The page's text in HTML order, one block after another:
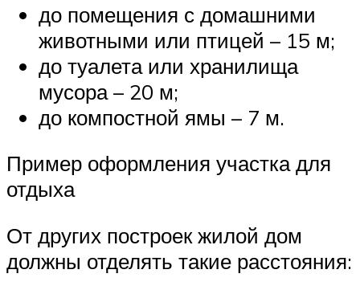
до помещения с домашними
животными или птицей – 15 м;
до туалета или хранилища
мусора – 20 м;
до компостной ямы – 7 м.
Пример оформления участка для
отдыха
От других построек жилой дом
должны отделять такие расстояния: